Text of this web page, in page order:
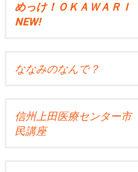
めっけ！ＯＫＡＷＡＲＩ
NEW!
ななみのなんで？
信州上田医療センター市
民講座